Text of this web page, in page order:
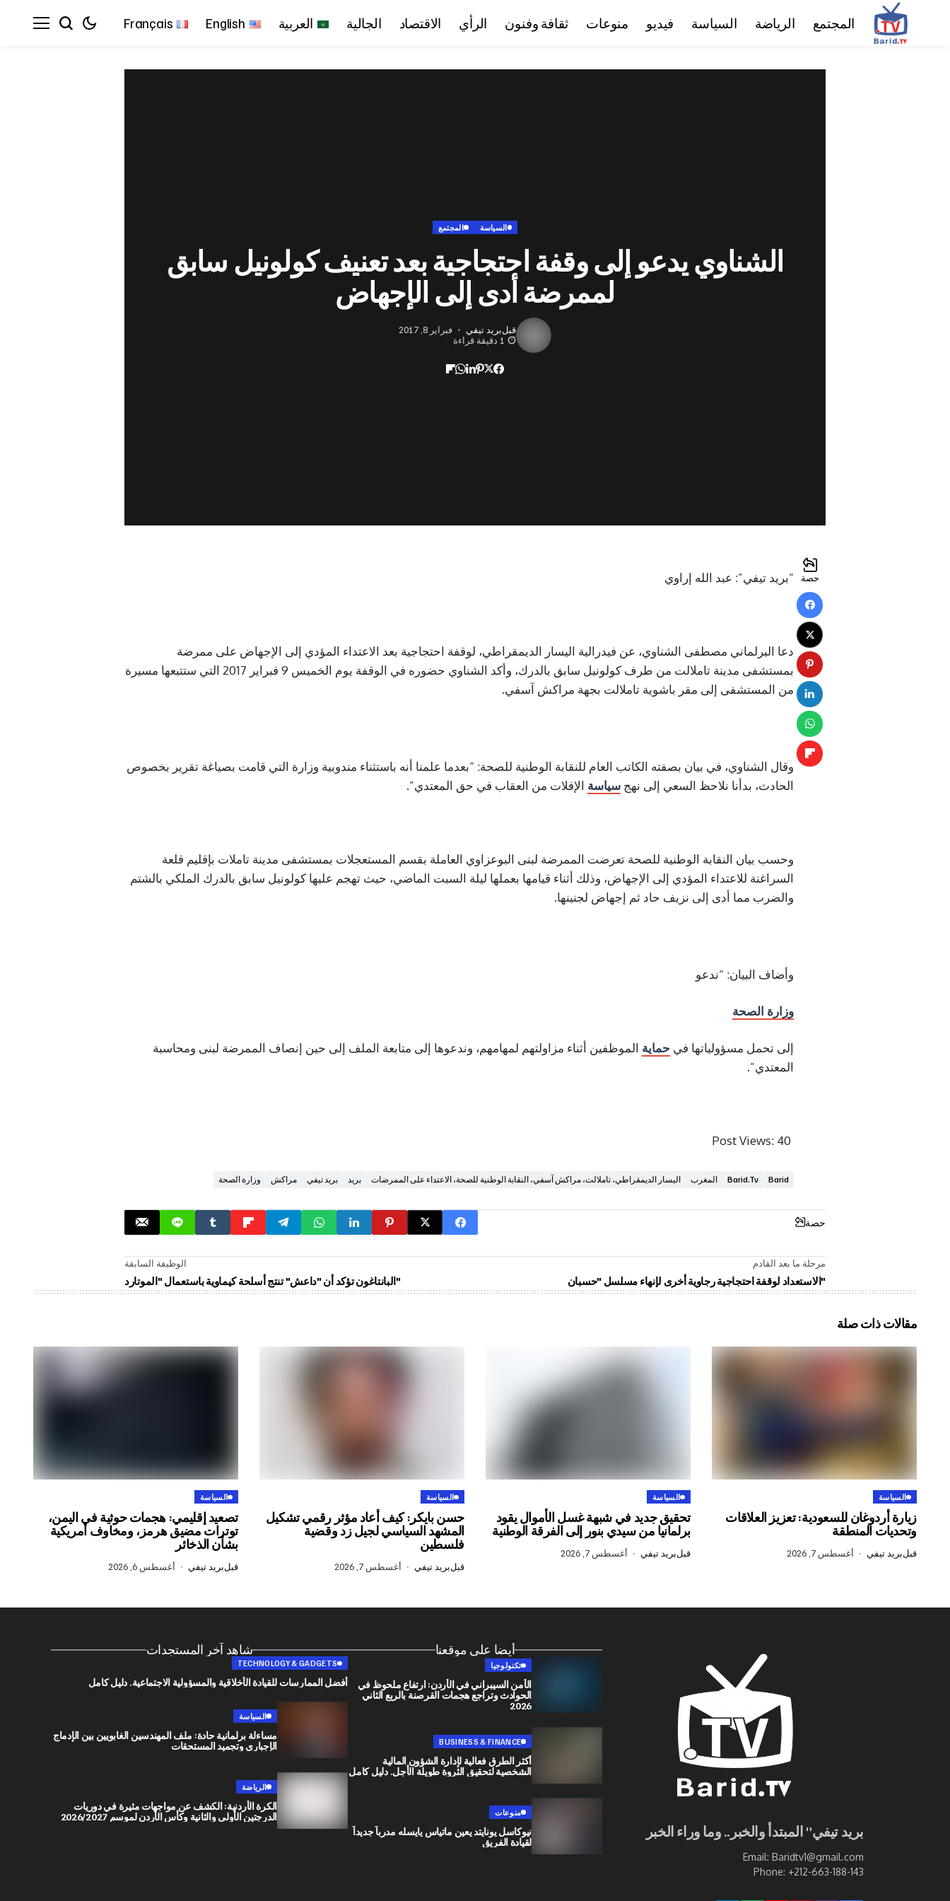
المجتمع الرياضة السياسة فيديو منوعات ثقافة وفنون الرأي الاقتصاد الجالية العربية English
Français
السياسة المجتمع
الشناوي يدعو إلى وقفة احتجاجية بعد تعنيف كولونيل سابق
لممرضة أدى إلى الإجهاض‎
قبلبريد تيفي
فبراير 8, 2017
1 دقيقة قراءة
حصة “بريد تيفي”: عبد الله إراوي
دعا البرلماني مصطفى الشناوي، عن فيدرالية اليسار الديمقراطي، لوقفة احتجاجية بعد الاعتداء المؤدي إلى الإجهاض على ممرضة
بمستشفى مدينة تاملالت من طرف كولونيل سابق بالدرك، وأكد الشناوي حضوره في الوقفة يوم الخميس 9 فبراير 2017 التي ستتبعها مسيرة
من المستشفى إلى مقر باشوية تاملالت بجهة مراكش آسفي.
وقال الشناوي، في بيان بصفته الكاتب العام للنقابة الوطنية للصحة: “بعدما علمنا أنه باستثناء مندوبية وزارة التي قامت بصياغة تقرير بخصوص
الحادث، بدأنا نلاحظ السعي إلى نهج سياسة الإفلات من العقاب في حق المعتدي”.
وحسب بيان النقابة الوطنية للصحة تعرضت الممرضة لبنى البوعزاوي العاملة بقسم المستعجلات بمستشفى مدينة تاملات بإقليم قلعة
السراغنة للاعتداء المؤدي إلى الإجهاض، وذلك أثناء قيامها بعملها ليلة السبت الماضي، حيث تهجم عليها كولونيل سابق بالدرك الملكي بالشتم
والضرب مما أدى إلى نزيف حاد ثم إجهاض لجنينها.
وأضاف البيان: “ندعو
وزارة الصحة
إلى تحمل مسؤولياتها في حماية الموظفين أثناء مزاولتهم لمهامهم، وندعوها إلى متابعة الملف إلى حين إنصاف الممرضة لبنى ومحاسبة
المعتدي”.
Post Views: 40
Barid
Barid.tv المغرب اليسار الديمقراطي، تاملالت، مراكش آسفي، النقابة الوطنية للصحة، الاعتداء على الممرضات بريد بريد تيفي مراكش وزارة الصحة
حصة
الوظيفة السابقة
البانتاغون تؤكد أن "داعش" تنتج أسلحة كيماوية باستعمال "الموتارد"
مرحلة ما بعد القادم
الاستعداد لوقفة احتجاجية رجاوية أخرى لإنهاء مسلسل "حسبان"
مقالات ذات صلة
السياسة
زيارة أردوغان للسعودية: تعزيز العلاقات
وتحديات المنطقة
قبلبريد تيفي أغسطس 7, 2026
السياسة
تحقيق جديد في شبهة غسل الأموال يقود
برلمانيا من سيدي بنور إلى الفرقة الوطنية
قبلبريد تيفي أغسطس 7, 2026
السياسة
حسن بايكر: كيف أعاد مؤثر رقمي تشكيل
المشهد السياسي لجيل زد وقضية
فلسطين
قبلبريد تيفي أغسطس 7, 2026
السياسة
تصعيد إقليمي: هجمات حوثية في اليمن،
توترات مضيق هرمز، ومخاوف أمريكية
بشأن الذخائر
قبلبريد تيفي أغسطس 6, 2026
بريد تيفي" المبتدأ والخبر.. وما وراء الخبر
Email: Baridtv1@gmail.com
Phone: +212-663-188-143
أيضا على موقعنا
تكنولوجيا
الأمن السيبراني في الأردن: ارتفاع ملحوظ في
الحوادث وتراجع هجمات القرصنة بالربع الثاني
2026
BUSINESS & FINANCE
أكثر الطرق فعالية لإدارة الشؤون المالية
الشخصية لتحقيق الثروة طويلة الأجل. دليل كامل
منوعات
نيوكاسل يونايتد يعين ماتياس يايسله مدرباً جديداً
لقيادة الفريق
شاهد آخر المستجدات
TECHNOLOGY & GADGETS
أفضل الممارسات للقيادة الأخلاقية والمسؤولية الاجتماعية. دليل كامل
السياسة
مساءلة برلمانية حادة: ملف المهندسين الغابويين بين الإدماج
الإجباري وتجميد المستحقات
الرياضة
الكرة الأردنية: الكشف عن مواجهات مثيرة في دوريات
الدرجتين الأولى والثانية وكأس الأردن لموسم 2026/2027